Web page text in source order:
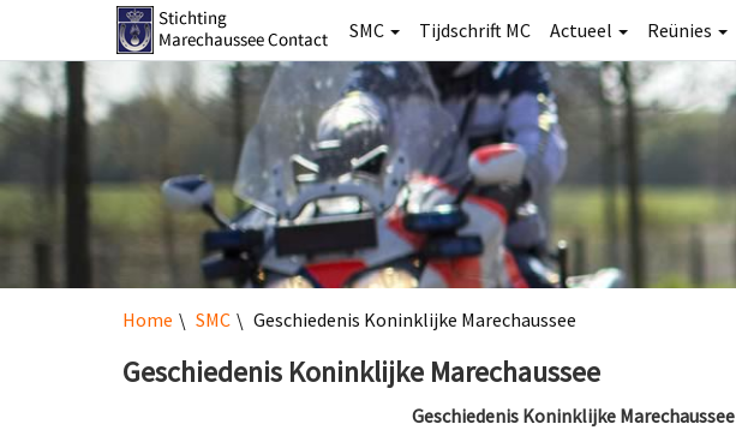
SMC Tijdschrift MC Actueel Reünies
Home SMC Geschiedenis Koninklijke Marechaussee
Geschiedenis Koninklijke Marechaussee
Geschiedenis Koninklijke Marechaussee